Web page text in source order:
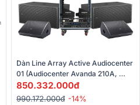
Dàn Line Array Active Audiocenter
01 (Audiocenter Avanda 210A,
Audiocenter WM3210, Allen &
Heath SQ6,…)
850.332.000đ
990.172.000đ -14%